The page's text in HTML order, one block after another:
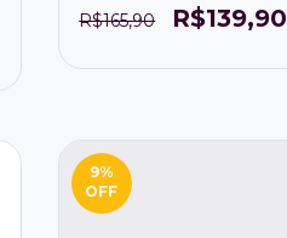
50+ (proteção térmica)
R$165,90 R$139,90
9%
OFF